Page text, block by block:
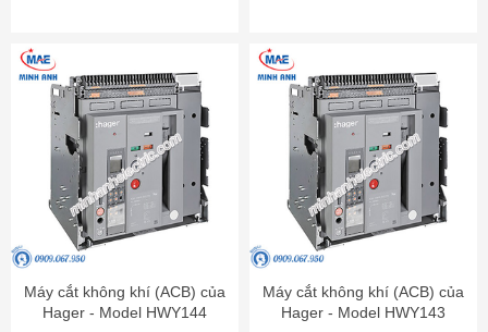
Máy cắt không khí (ACB) của
Hager - Model HWY144
Máy cắt không khí (ACB) của
Hager - Model HWY143